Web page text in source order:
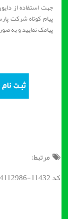
جهت استفاده از
پیامک نمایید و به
مرتبط:
کد BSC : 46341183308002026-1384112986-11432;